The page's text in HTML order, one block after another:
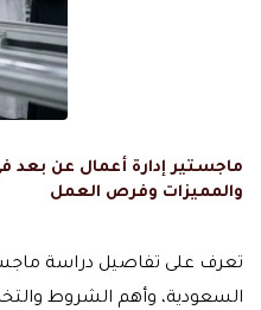
ماجستير إدارة أعمال عن
والمميزات وفرص العمل
تعرف على تفاصيل دراسة
السعودية، وأهم الشروط